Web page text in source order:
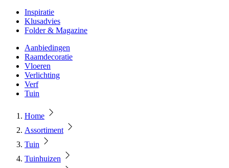
Inspiratie
Klusadvies
Folder & Magazine
Aanbiedingen
Raamdecoratie
Vloeren
Verlichting
Verf
Tuin
Home
Assortiment
Tuin
Tuinhuizen